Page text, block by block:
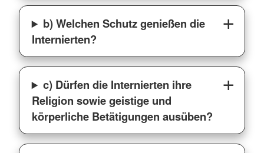
b) Welchen Schutz genießen die
Internierten?
c) Dürfen die Internierten ihre
Religion sowie geistige und
körperliche Betätigungen ausüben?